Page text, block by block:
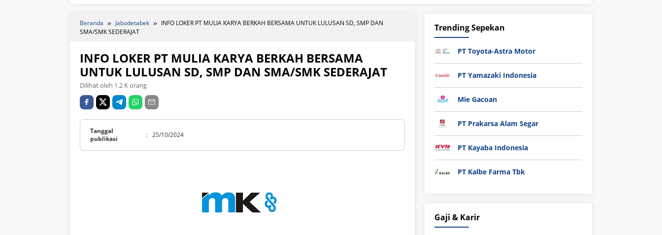
Beranda Jabodetabek
INFO LOKER PT MULIA KARYA BERKAH BERSAMA UNTUK LULUSAN SD, SMP DAN
SMA/SMK SEDERAJAT
INFO LOKER PT MULIA KARYA BERKAH BERSAMA
UNTUK LULUSAN SD, SMP DAN SMA/SMK SEDERAJAT
Dilihat oleh 1.2 K orang
Tanggal
publikasi
: 25/10/2024
Trending Sepekan
PT Toyota-Astra Motor
PT Yamazaki Indonesia
Mie Gacoan
PT Prakarsa Alam Segar
PT Kayaba Indonesia
PT Kalbe Farma Tbk
Gaji & Karir